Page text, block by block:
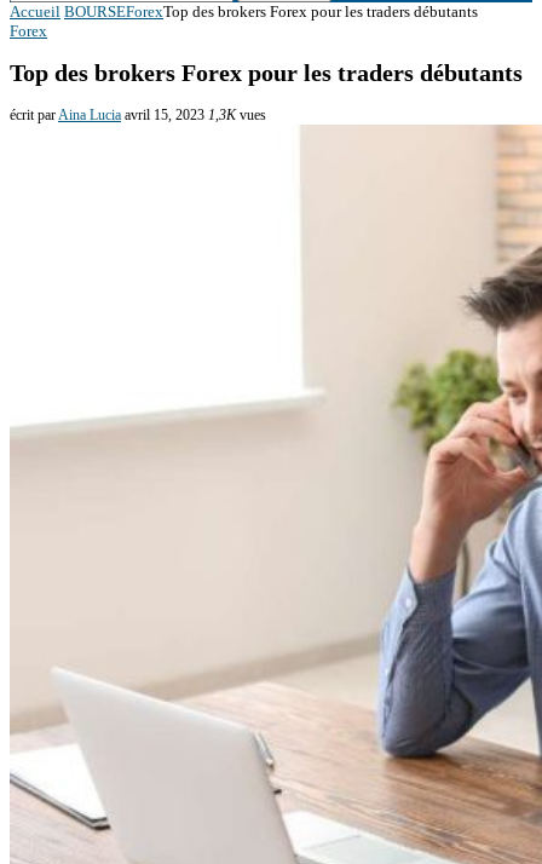
Accueil BOURSEForexTop des brokers Forex pour les traders débutants
Forex
Top des brokers Forex pour les traders débutants
écrit parAina Lucia avril 15, 2023 1,3Kvues